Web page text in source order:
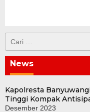
untuk:
News
Kapolresta
Tinggi Kompak
Desember 2023